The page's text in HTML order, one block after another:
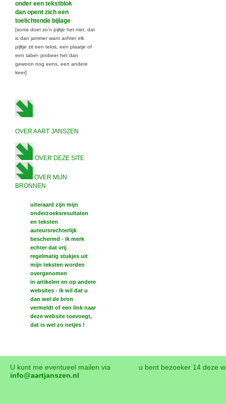
onder een tekstblok
dan opent zich een
toelichtende bijlage
[soms doet zo'n pijltje het niet, dat
is dan jammer want achter elk
pijltje zit een tekst, een plaatje of
een tabel- probeer het dan
gewoon nog eens, een andere
keer]
OVER AART JANSZEN
OVER DEZE SITE
OVER MIJN
BRONNEN
uiteraard zijn mijn
onderzoeksresultaten
en teksten
auteursrechterlijk
beschermd - ik merk
echter dat vrij
regelmatig stukjes uit
mijn teksten worden
overgenomen
in artikelen en op andere
websites - ik wil dat u
dan wel de bron
vermeldt of een link naar
deze website toevoegt,
dat is wel zo netjes !
u bent bezoeker 14 deze
U kunt me eventueel mailen via
info@aartjanszen.nl